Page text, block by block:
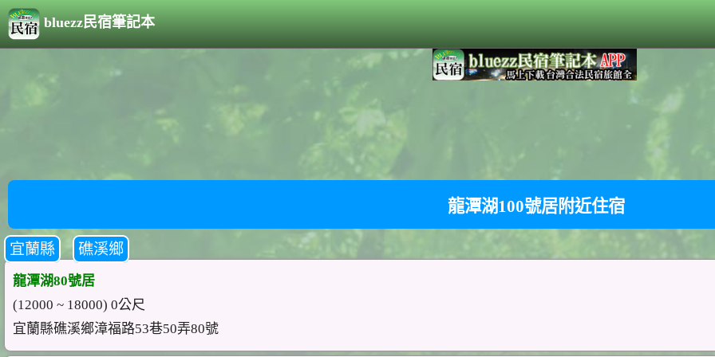
bluezz民宿筆記本
龍潭湖100號居附近住宿
宜蘭縣 礁溪鄉
龍潭湖80號居
(12000 ~ 18000) 0公尺
宜蘭縣礁溪鄉漳福路53巷50弄80號